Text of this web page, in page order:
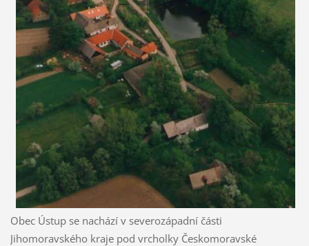
Obec Ústup se nachází v severozápadní části
Jihomoravského kraje pod vrcholky Českomoravské